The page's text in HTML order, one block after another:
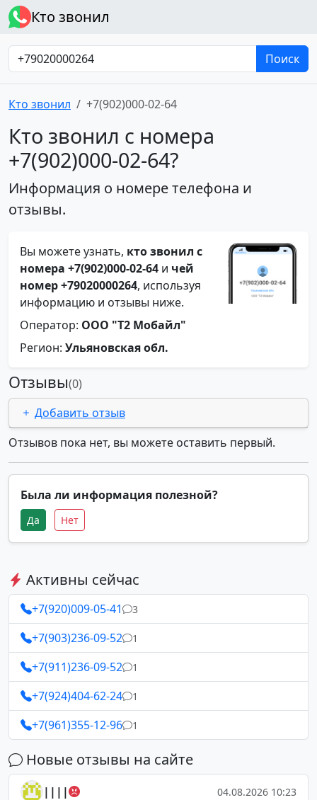
Кто звонил
Поиск
Кто звонил +7(902)000-02-64
Кто звонил с номера
+7(902)000-02-64?
Информация о номере телефона и
отзывы.
Вы можете узнать, кто звонил с
номера +7(902)000-02-64 и чей
номер +79020000264, используя
информацию и отзывы ниже.
Оператор: ООО "Т2 Мобайл"
Регион: Ульяновская обл.
Отзывы(0)
Добавить отзыв
Отзывов пока нет, вы можете оставить первый.
Была ли информация полезной?
Да Нет
Активны сейчас
+7(920)009-05-41 3
+7(903)236-09-52 1
+7(911)236-09-52 1
+7(924)404-62-24 1
+7(961)355-12-96 1
Новые отзывы на сайте
|||| 04.08.2026 10:23